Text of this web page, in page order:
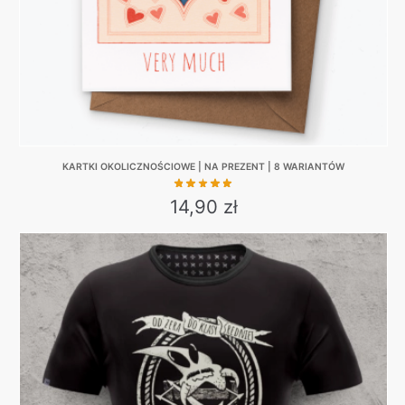
the
product
page
KARTKI OKOLICZNOŚCIOWE | NA PREZENT | 8 WARIANTÓW
14,90 zł
This
product
has
variants.
The
options
may